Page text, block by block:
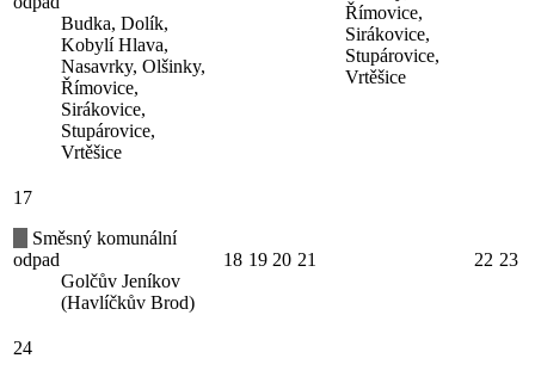
Budka, Dolík,
Kobylí Hlava,
Nasavrky, Olšinky,
Římovice,
Sirákovice,
Stupárovice,
Vrtěšice
Římovice,
Sirákovice,
Stupárovice,
Vrtěšice
17
Směsný komunální
odpad
Golčův Jeníkov
(Havlíčkův Brod)
18 19 20 21 22 23
24